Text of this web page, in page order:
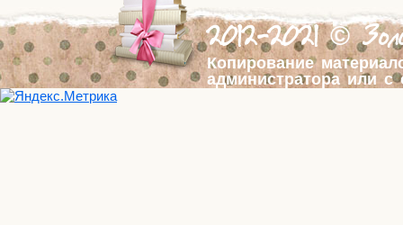
2012-2021 ©
Копирование
администратора или с